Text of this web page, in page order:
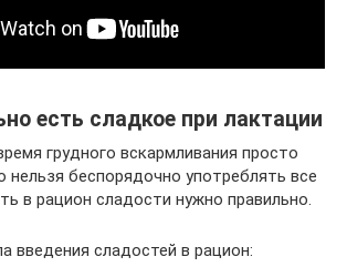
есть сладкое при лактации
грудного вскармливания просто
нельзя беспорядочно употреблять все
в рацион сладости нужно правильно.
введения сладостей в рацион: